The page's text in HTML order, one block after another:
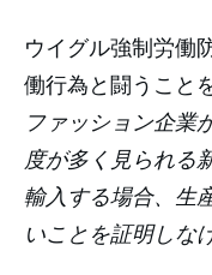
ウイグル強制労働
働行為と闘うこと
ファッション企業
度が多く見られる
輸入する場合、生
いことを証明しな